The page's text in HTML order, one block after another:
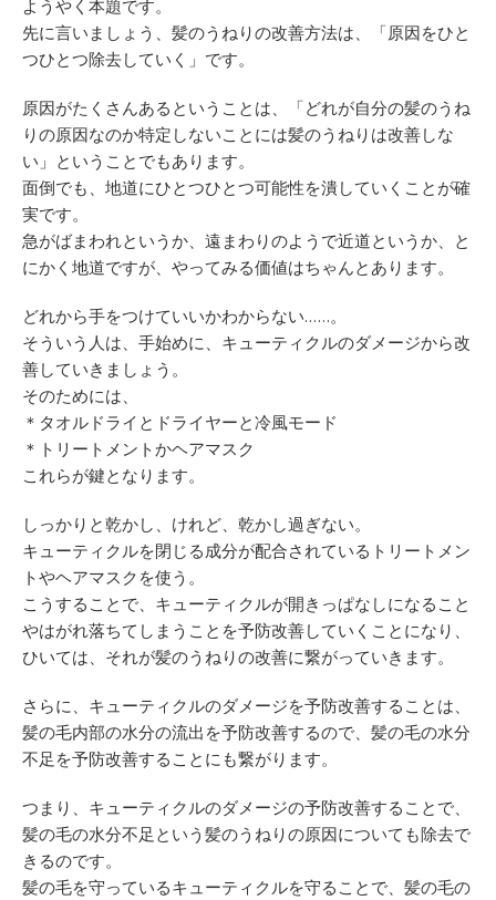
ようやく本題です。
先に言いましょう、髪のうねりの改善方法は、「原因をひと
つひとつ除去していく」です。
原因がたくさんあるということは、「どれが自分の髪のうね
りの原因なのか特定しないことには髪のうねりは改善しな
い」ということでもあります。
面倒でも、地道にひとつひとつ可能性を潰していくことが確
実です。
急がばまわれというか、遠まわりのようで近道というか、と
にかく地道ですが、やってみる価値はちゃんとあります。
どれから手をつけていいかわからない……。
そういう人は、手始めに、キューティクルのダメージから改
善していきましょう。
そのためには、
＊タオルドライとドライヤーと冷風モード
＊トリートメントかヘアマスク
これらが鍵となります。
しっかりと乾かし、けれど、乾かし過ぎない。
キューティクルを閉じる成分が配合されているトリートメン
トやヘアマスクを使う。
こうすることで、キューティクルが開きっぱなしになること
やはがれ落ちてしまうことを予防改善していくことになり、
ひいては、それが髪のうねりの改善に繋がっていきます。
さらに、キューティクルのダメージを予防改善することは、
髪の毛内部の水分の流出を予防改善するので、髪の毛の水分
不足を予防改善することにも繋がります。
つまり、キューティクルのダメージの予防改善することで、
髪の毛の水分不足という髪のうねりの原因についても除去で
きるのです。
髪の毛を守っているキューティクルを守ることで、髪の毛の